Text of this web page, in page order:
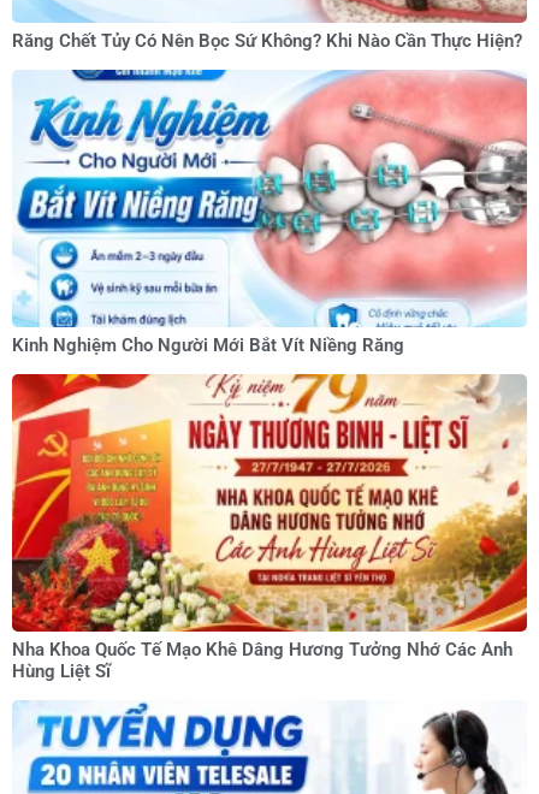
Răng Chết Tủy Có Nên Bọc Sứ Không? Khi Nào Cần Thực Hiện?
Kinh Nghiệm Cho Người Mới Bắt Vít Niềng Răng
Nha Khoa Quốc Tế Mạo Khê Dâng Hương Tưởng Nhớ Các Anh
Hùng Liệt Sĩ